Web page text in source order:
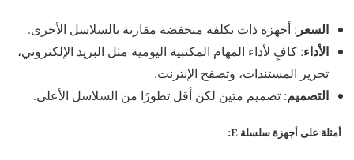
السعر : أجهزة ذات تكلفة منخفضة مقارنة بالسلاسل الأخرى.
الأداء: كافٍ لأداء المهام المكتبية اليومية مثل البريد الإلكتروني،
تحرير المستندات، وتصفح الإنترنت.
التصميم: تصميم متين لكن أقل تطورًا من السلاسل الأعلى.
أمثلة على أجهزة سلسلة E :